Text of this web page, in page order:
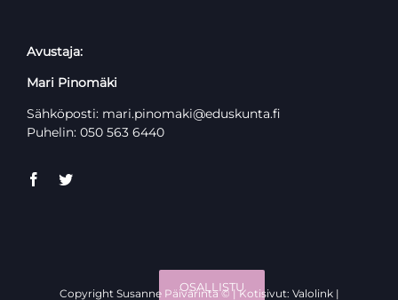
Avustaja:
Mari Pinomäki
Sähköposti: mari.pinomaki@eduskunta.fi
Puhelin: 050 563 6440
OSALLISTU
Copyright Susanne Päivärinta © |Kotisivut: Valolink|